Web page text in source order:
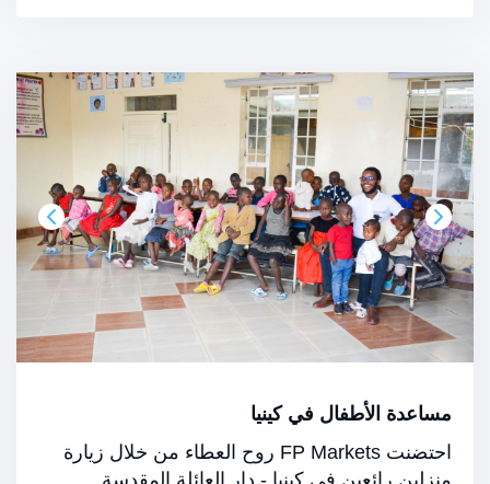
مساعدة الأطفال في كينيا
احتضنت FP Markets روح العطاء من خلال زيارة
منزلين رائعين في كينيا - دار العائلة المقدسة